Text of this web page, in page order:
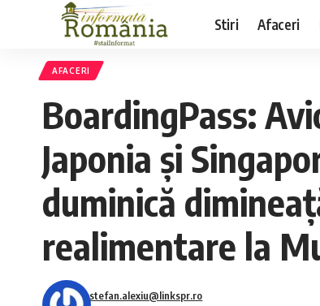
Stiri Afaceri
AFACERI
BoardingPass:
Japonia şi
duminică
realimentare la
stefan.alexiu@linkspr.ro